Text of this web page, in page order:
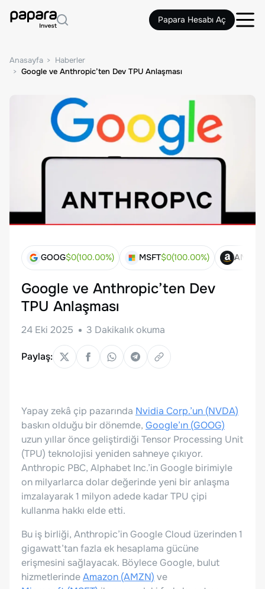
Papara Hesabı Aç
Anasayfa
Haberler
Google ve Anthropic’ten Dev TPU Anlaşması
GOOG$0(100.00%) MSFT$0(100.00%) AMZN
Google ve Anthropic’ten Dev
TPU Anlaşması
24 Eki 2025 3 Dakikalık okuma
Paylaş:
Yapay zekâ çip pazarında Nvidia Corp.’un (NVDA)
baskın olduğu bir dönemde, Google’ın (GOOG)
uzun yıllar önce geliştirdiği Tensor Processing Unit
(TPU) teknolojisi yeniden sahneye çıkıyor.
Anthropic PBC, Alphabet Inc.’in Google birimiyle
on milyarlarca dolar değerinde yeni bir anlaşma
imzalayarak 1 milyon adede kadar TPU çipi
kullanma hakkı elde etti.
Bu iş birliği, Anthropic’in Google Cloud üzerinden 1
gigawatt’tan fazla ek hesaplama gücüne
erişmesini sağlayacak. Böylece Google, bulut
hizmetlerindeAmazon (AMZN) ve